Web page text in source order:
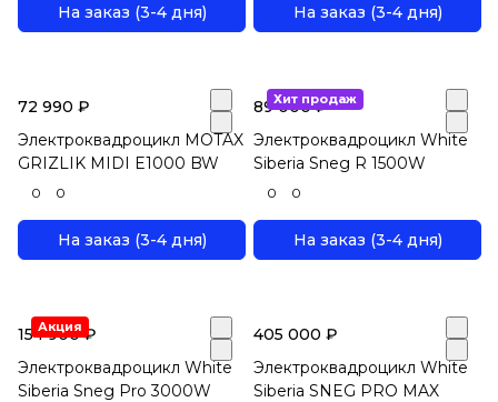
На заказ (3-4 дня) На заказ (3-4 дня)
72 990 ₽
Электроквадроцикл MOTAX
GRIZLIK MIDI E1000 BW
0 0
На заказ (3-4 дня)
Хит продаж
89 000 ₽
Электроквадроцикл White
Siberia Sneg R 1500W
0 0
На заказ (3-4 дня)
Акция
154 900 ₽
Электроквадроцикл White
Siberia Sneg Pro 3000W
405 000 ₽
Электроквадроцикл White
Siberia SNEG PRO MAX